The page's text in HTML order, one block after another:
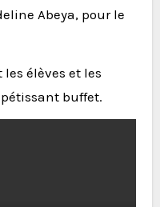
Abeya, pour le
élèves et les
buffet.